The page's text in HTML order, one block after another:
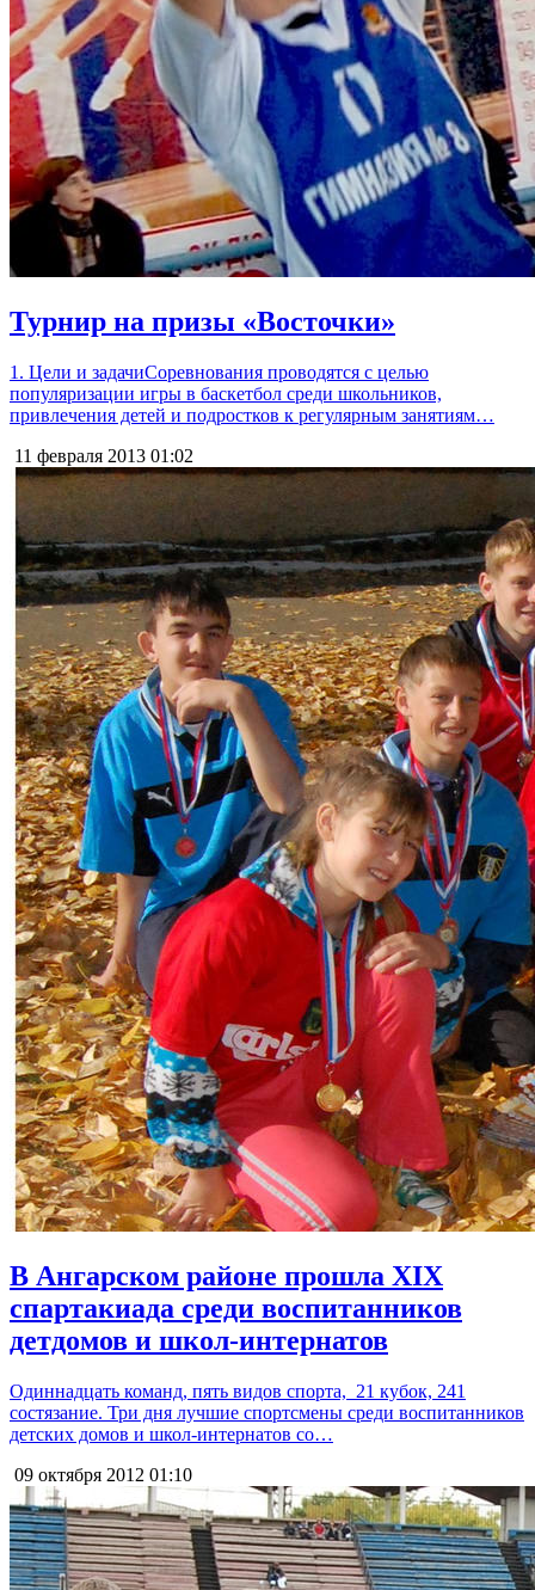
Турнир на призы «Восточки»
1. Цели и задачиСоревнования проводятся с целью
популяризации игры в баскетбол среди школьников,
привлечения детей и подростков к регулярным занятиям…
11 февраля 2013 01:02
В Ангарском районе прошла XIX
спартакиада среди воспитанников
детдомов и школ-интернатов
Одиннадцать команд, пять видов спорта, 21 кубок, 241
состязание. Три дня лучшие спортсмены среди воспитанников
детских домов и школ-интернатов со…
09 октября 2012 01:10